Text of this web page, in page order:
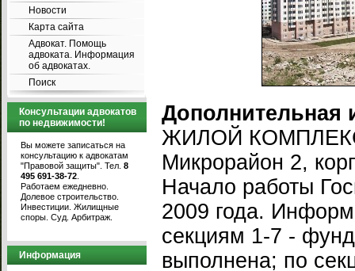
Новости
Карта сайта
Адвокат. Помощь
адвоката. Информация
об адвокатах.
Поиск
Консультации адвокатов
по недвижимости!
Вы можете записаться на
консультацию к адвокатам
"Правовой защиты". Тел. 8
495 691-38-72
Работаем ежедневно.
Долевое строительство.
Инвестиции. Жилищные
споры. Суд. Арбитраж.
Информация
ЖИЛОЙ
Микрорайон 2,
Начало работы
2009 года.
секциям 1-7 -
выполнена; по